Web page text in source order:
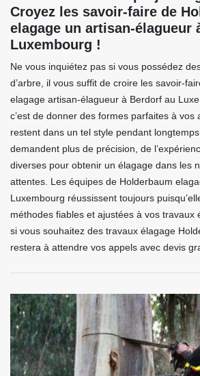
Croyez les savoir-faire de
elagage un artisan-élagueur
Luxembourg !
Ne vous inquiétez pas si vous possédez
d’arbre, il vous suffit de croire les savoir-
elagage artisan-élagueur à Berdorf au
c’est de donner des formes parfaites à vos
restent dans un tel style pendant
demandent plus de précision, de
diverses pour obtenir un élagage dans les
attentes. Les équipes de Holderbaum
Luxembourg réussissent toujours
méthodes fiables et ajustées à vos travaux
si vous souhaitez des travaux élagage
restera à attendre vos appels avec devis